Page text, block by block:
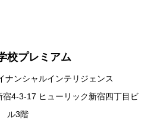
校プレミアム
ナンシャルインテリジェンス
4-3-17 ヒューリック新宿四丁目ビ
ル3階